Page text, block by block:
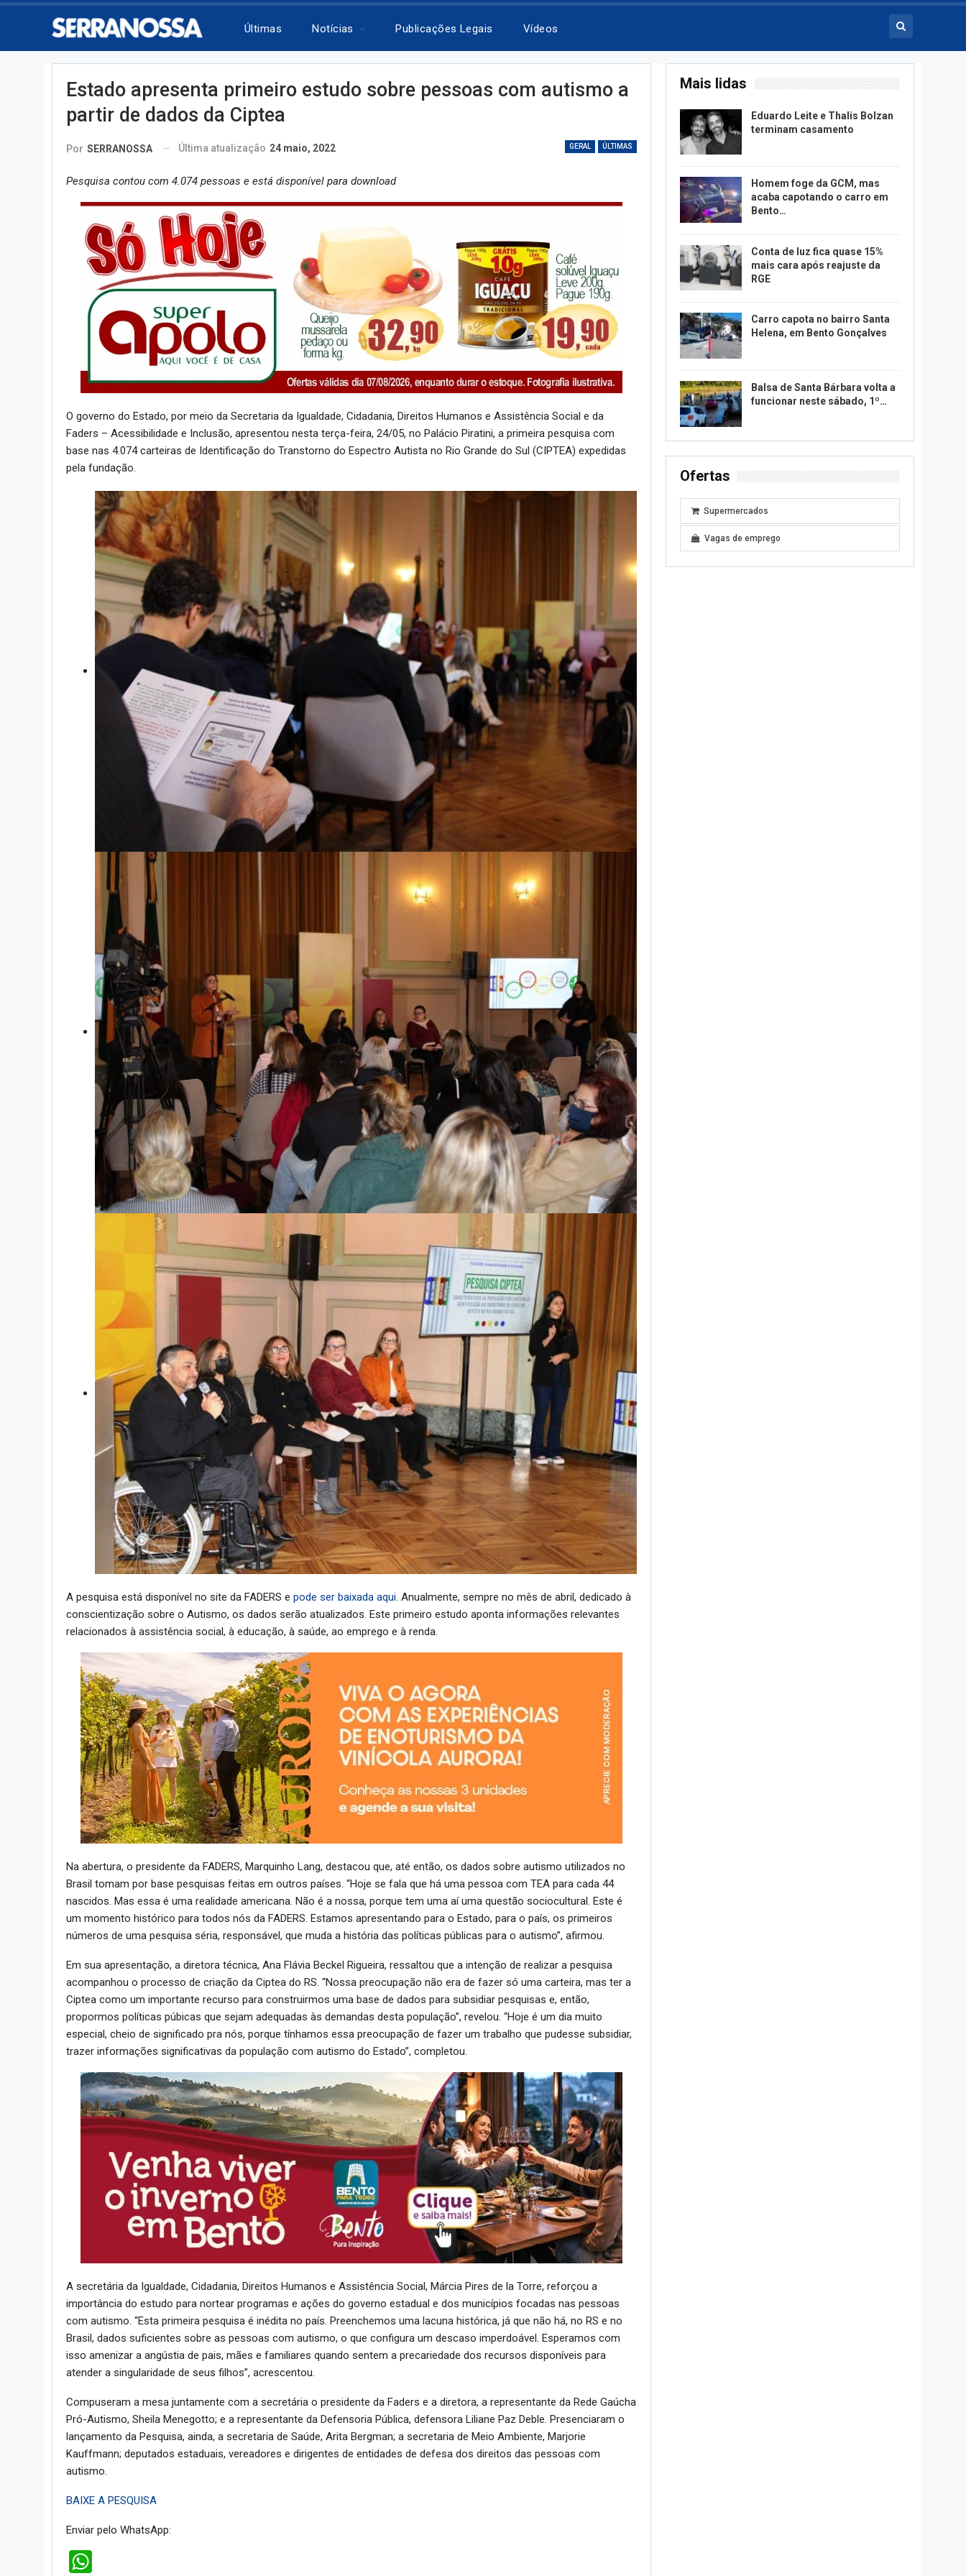
Últimas Notícias Publicações Legais Vídeos
Estado apresenta primeiro estudo sobre pessoas com autismo a
partir de dados da Ciptea
GERAL ÚLTIMAS
Por SERRANOSSA Última atualização 24 maio, 2022
Pesquisa contou com 4.074 pessoas e está disponível para download
O governo do Estado, por meio da Secretaria da Igualdade, Cidadania, Direitos Humanos e Assistência Social e da
Faders – Acessibilidade e Inclusão, apresentou nesta terça-feira, 24/05, no Palácio Piratini, a primeira pesquisa com
base nas 4.074 carteiras de Identificação do Transtorno do Espectro Autista no Rio Grande do Sul (CIPTEA) expedidas
pela fundação.
A pesquisa está disponível no site da FADERS e pode ser baixada aqui. Anualmente, sempre no mês de abril, dedicado à
conscientização sobre o Autismo, os dados serão atualizados. Este primeiro estudo aponta informações relevantes
relacionados à assistência social, à educação, à saúde, ao emprego e à renda.
Na abertura, o presidente da FADERS, Marquinho Lang, destacou que, até então, os dados sobre autismo utilizados no
Brasil tomam por base pesquisas feitas em outros países. “Hoje se fala que há uma pessoa com TEA para cada 44
nascidos. Mas essa é uma realidade americana. Não é a nossa, porque tem uma aí uma questão sociocultural. Este é
um momento histórico para todos nós da FADERS. Estamos apresentando para o Estado, para o país, os primeiros
números de uma pesquisa séria, responsável, que muda a história das políticas públicas para o autismo”, afirmou.
Em sua apresentação, a diretora técnica, Ana Flávia Beckel Rigueira, ressaltou que a intenção de realizar a pesquisa
acompanhou o processo de criação da Ciptea do RS. “Nossa preocupação não era de fazer só uma carteira, mas ter a
Ciptea como um importante recurso para construirmos uma base de dados para subsidiar pesquisas e, então,
propormos políticas púbicas que sejam adequadas às demandas desta população”, revelou. “Hoje é um dia muito
especial, cheio de significado pra nós, porque tínhamos essa preocupação de fazer um trabalho que pudesse subsidiar,
trazer informações significativas da população com autismo do Estado”, completou.
A secretária da Igualdade, Cidadania, Direitos Humanos e Assistência Social, Márcia Pires de la Torre, reforçou a
importância do estudo para nortear programas e ações do governo estadual e dos municípios focadas nas pessoas
com autismo. “Esta primeira pesquisa é inédita no país. Preenchemos uma lacuna histórica, já que não há, no RS e no
Brasil, dados suficientes sobre as pessoas com autismo, o que configura um descaso imperdoável. Esperamos com
isso amenizar a angústia de pais, mães e familiares quando sentem a precariedade dos recursos disponíveis para
atender a singularidade de seus filhos”, acrescentou.
Compuseram a mesa juntamente com a secretária o presidente da Faders e a diretora, a representante da Rede Gaúcha
Pró-Autismo, Sheila Menegotto; e a representante da Defensoria Pública, defensora Liliane Paz Deble. Presenciaram o
lançamento da Pesquisa, ainda, a secretaria de Saúde, Arita Bergman; a secretaria de Meio Ambiente, Marjorie
Kauffmann; deputados estaduais, vereadores e dirigentes de entidades de defesa dos direitos das pessoas com
autismo.
BAIXE A PESQUISA
Enviar pelo WhatsApp:
Mais lidas
Eduardo Leite e Thalis Bolzan
terminam casamento
Homem foge da GCM, mas
acaba capotando o carro em
Bento…
Conta de luz fica quase 15%
mais cara após reajuste da
RGE
Carro capota no bairro Santa
Helena, em Bento Gonçalves
Balsa de Santa Bárbara volta a
funcionar neste sábado, 1º…
Ofertas
Supermercados
Vagas de emprego